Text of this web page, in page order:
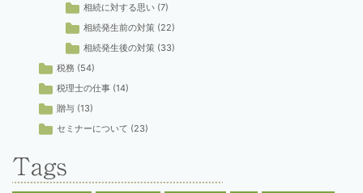
相続に対する思い (7)
相続発生前の対策 (22)
相続発生後の対策 (33)
税務 (54)
税理士の仕事 (14)
贈与 (13)
セミナーについて (23)